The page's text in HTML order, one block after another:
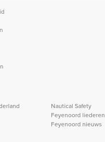
Nautical Safety
Feyenoord liederen
Feyenoord nieuws